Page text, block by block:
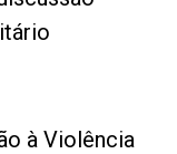
à Violência